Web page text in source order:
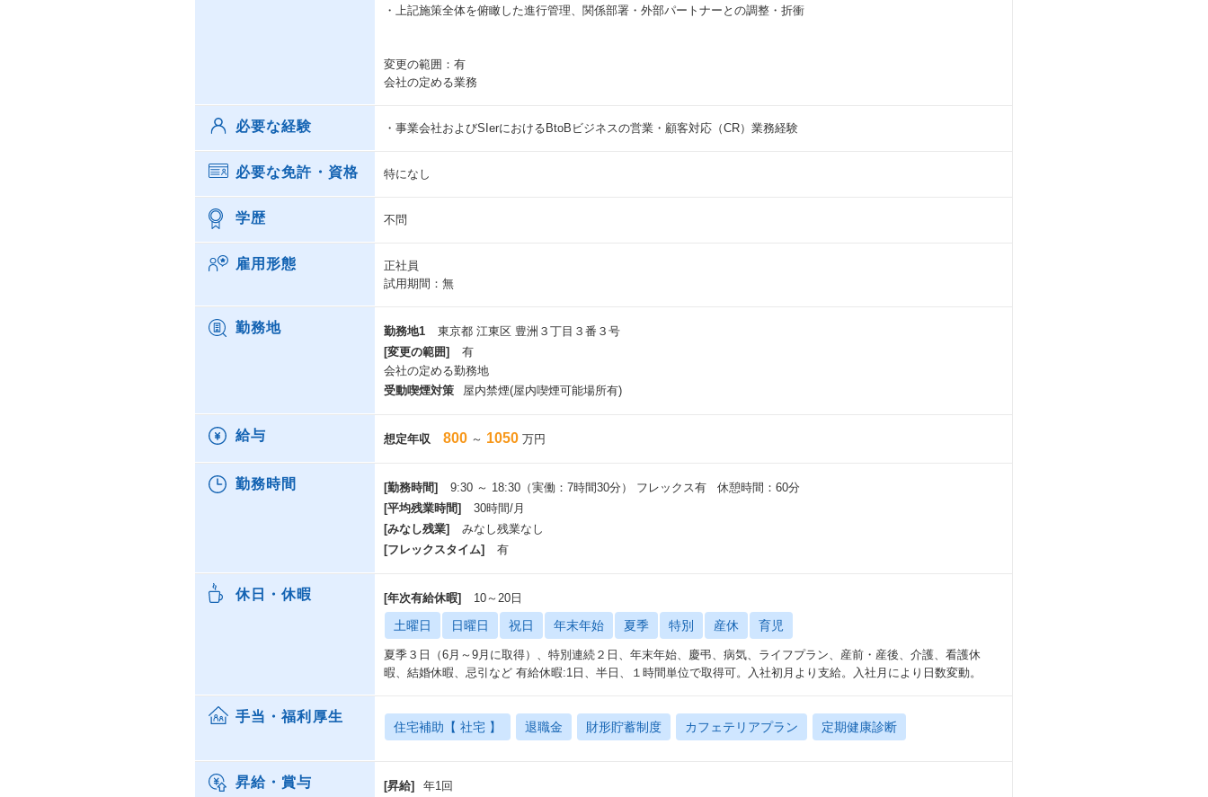
・上記施策全体を俯瞰した進行管理、関係部署・外部パートナーとの調整・折衝
変更の範囲：有
会社の定める業務
必要な経験 ・事業会社およびSIerにおけるBtoBビジネスの営業・顧客対応（CR）業務経験
必要な免許・資格 特になし
学歴 不問
雇用形態
正社員
試用期間：無
勤務地 勤務地1
東京都 江東区 豊洲３丁目３番３号
[変更の範囲]
有
会社の定める勤務地
受動喫煙対策
屋内禁煙(屋内喫煙可能場所有)
給与 想定年収 800 ～ 1050 万円
勤務時間 [勤務時間]
9:30 ～ 18:30（実働：7時間30分） フレックス有 休憩時間：60分
[平均残業時間]
30時間/月
[みなし残業]
みなし残業なし
[フレックスタイム]
有
休日・休暇 [年次有給休暇] 10～20日
土曜日 日曜日 祝日 年末年始 夏季 特別 産休 育児
夏季３日（6月～9月に取得）、特別連続２日、年末年始、慶弔、病気、ライフプラン、産前・産後、介護、看護休
暇、結婚休暇、忌引など 有給休暇:1日、半日、１時間単位で取得可。入社初月より支給。入社月により日数変動。
手当・福利厚生
住宅補助【 社宅 】 退職金 財形貯蓄制度 カフェテリアプラン 定期健康診断
昇給・賞与 [昇給]
年1回